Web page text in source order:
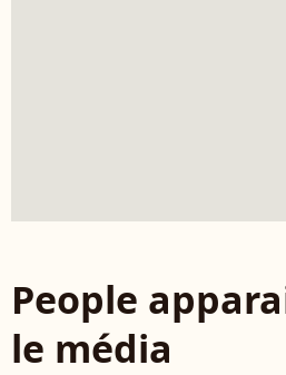
People
le média